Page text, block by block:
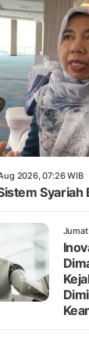
2026, 07:26 WIB
Syariah